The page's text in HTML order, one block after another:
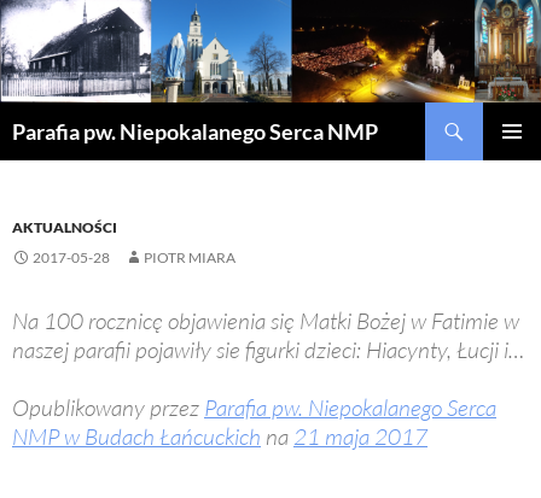
Parafia pw. Niepokalanego Serca NMP
AKTUALNOŚCI
2017-05-28
PIOTR MIARA
Na 100 rocznicę objawienia się Matki Bożej w Fatimie w
naszej parafii pojawiły sie figurki dzieci: Hiacynty, Łucji i…
Opublikowany przez Parafia pw. Niepokalanego Serca
NMP w Budach Łańcuckich na21 maja 2017